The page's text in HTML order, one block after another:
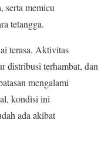
serta memicu
tetangga.
terasa. Aktivitas
distribusi terhambat, dan
mengalami
kondisi ini
ada akibat